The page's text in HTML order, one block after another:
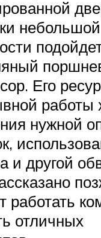
небольшой
Его
работы
нужной
и другой
работать
отличных